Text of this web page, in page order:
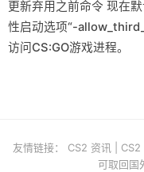
更新弃用之前命令 现在
性启动选项“-
访问CS:GO游戏进程。
友情链接： CS2 资讯 CS2
可取回国